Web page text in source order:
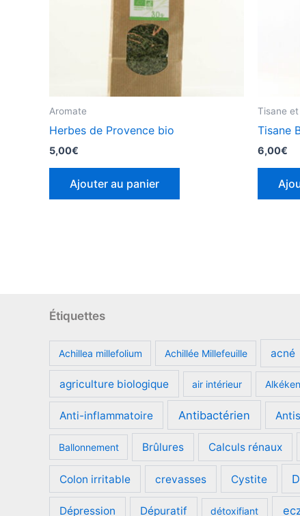
Aromate
Herbes de Provence bio
5,00€
Ajouter au panier
Tisane
Tisane
6,00€
Étiquettes
Achillea millefolium Achillée Millefeuille acné
agriculture biologique air intérieur
Anti-inflammatoire Antibactérien
Ballonnement Brûlures Calculs rénaux
Colon irritable crevasses Cystite
Dépression Dépuratif détoxifiant